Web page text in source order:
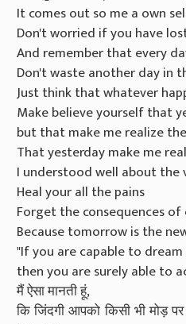
It comes out so me a own
Don't worried if you have
And remember that every
Don't waste another day in
Just think that whatever
Make believe yourself that
but that make me realize
That yesterday make me
I understood well about
Heal your all the pains
Forget the consequences
Because tomorrow is the
"If you are capable to
then you are surely able to
मैं ऐसा मानती हूं,
कि जिंदगी आपको किसी भी मोड़